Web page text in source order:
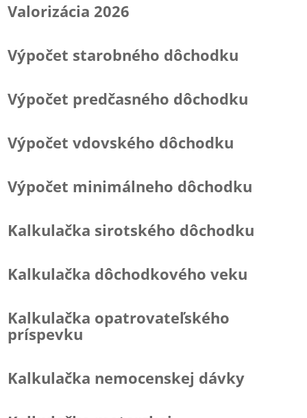
Valorizácia 2026
Výpočet starobného dôchodku
Výpočet predčasného dôchodku
Výpočet vdovského dôchodku
Výpočet minimálneho dôchodku
Kalkulačka sirotského dôchodku
Kalkulačka dôchodkového veku
Kalkulačka opatrovateľského
príspevku
Kalkulačka nemocenskej dávky